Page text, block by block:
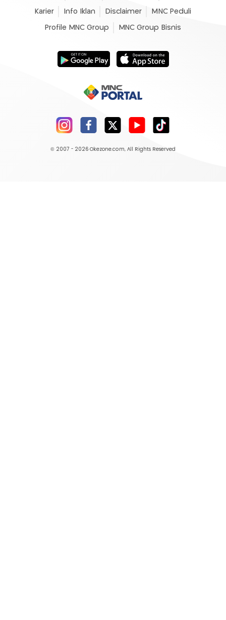
Karier Info Iklan Disclaimer MNC Peduli
Profile MNC Group MNC Group Bisnis
© 2007 - 2026 Okezone.com, All Rights Reserved